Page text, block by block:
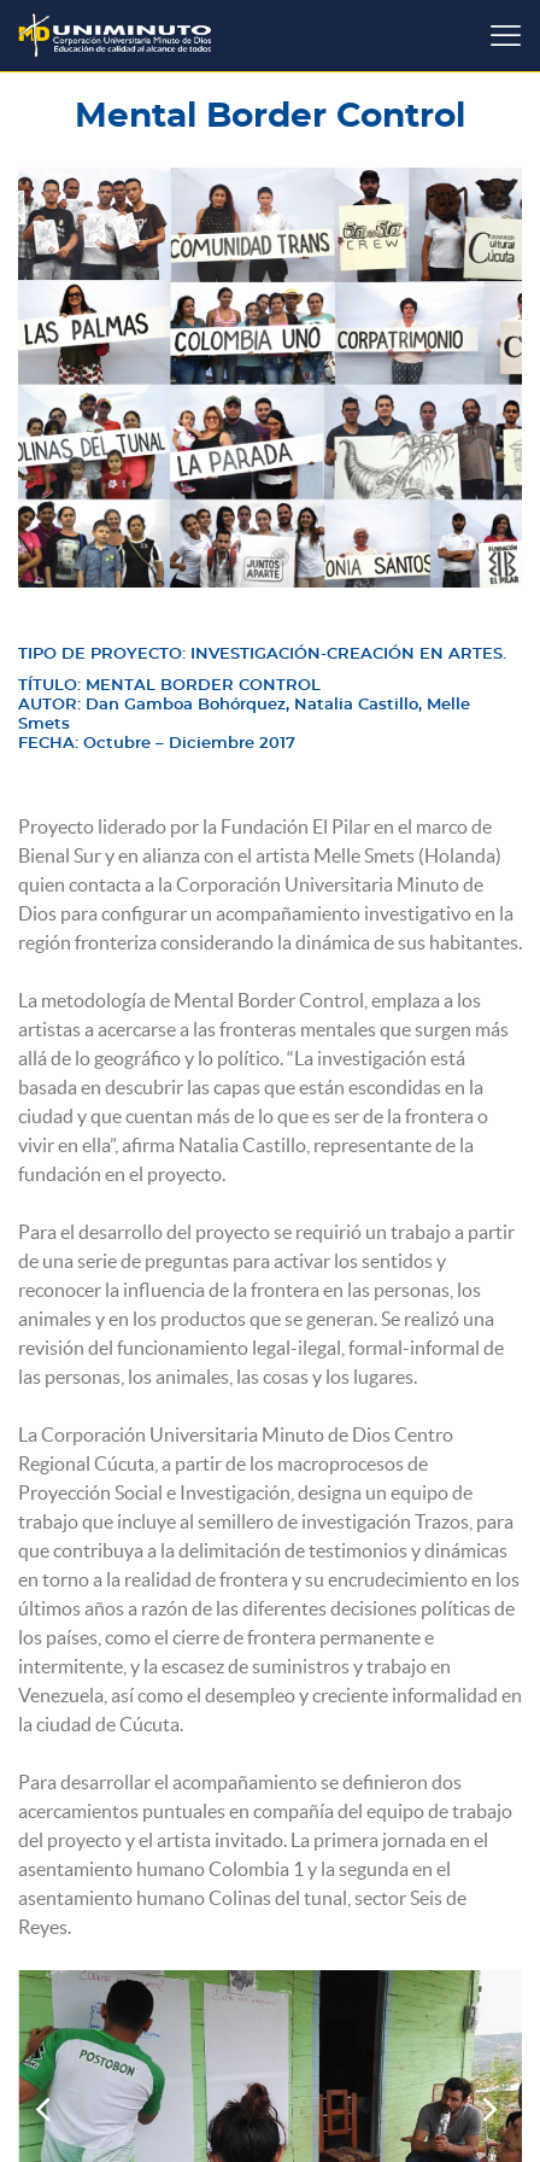
Pasar
contenido
principal
Mental Border Control
TIPO DE PROYECTO: INVESTIGACIÓN-CREACIÓN EN ARTES.
TÍTULO: MENTAL BORDER CONTROL
AUTOR: Dan Gamboa Bohórquez, Natalia Castillo, Melle
Smets
FECHA: Octubre – Diciembre 2017
Proyecto liderado por la Fundación El Pilar en el marco de
Bienal Sur y en alianza con el artista Melle Smets (Holanda)
quien contacta a la Corporación Universitaria Minuto de
Dios para configurar un acompañamiento investigativo en la
región fronteriza considerando la dinámica de sus habitantes.
La metodología de Mental Border Control, emplaza a los
artistas a acercarse a las fronteras mentales que surgen más
allá de lo geográfico y lo político. “La investigación está
basada en descubrir las capas que están escondidas en la
ciudad y que cuentan más de lo que es ser de la frontera o
vivir en ella”, afirma Natalia Castillo, representante de la
fundación en el proyecto.
Para el desarrollo del proyecto se requirió un trabajo a partir
de una serie de preguntas para activar los sentidos y
reconocer la influencia de la frontera en las personas, los
animales y en los productos que se generan. Se realizó una
revisión del funcionamiento legal-ilegal, formal-informal de
las personas, los animales, las cosas y los lugares.
La Corporación Universitaria Minuto de Dios Centro
Regional Cúcuta, a partir de los macroprocesos de
Proyección Social e Investigación, designa un equipo de
trabajo que incluye al semillero de investigación Trazos, para
que contribuya a la delimitación de testimonios y dinámicas
en torno a la realidad de frontera y su encrudecimiento en los
últimos años a razón de las diferentes decisiones políticas de
los países, como el cierre de frontera permanente e
intermitente, y la escasez de suministros y trabajo en
Venezuela, así como el desempleo y creciente informalidad en
la ciudad de Cúcuta.
Para desarrollar el acompañamiento se definieron dos
acercamientos puntuales en compañía del equipo de trabajo
del proyecto y el artista invitado. La primera jornada en el
asentamiento humano Colombia 1 y la segunda en el
asentamiento humano Colinas del tunal, sector Seis de
Reyes.
 